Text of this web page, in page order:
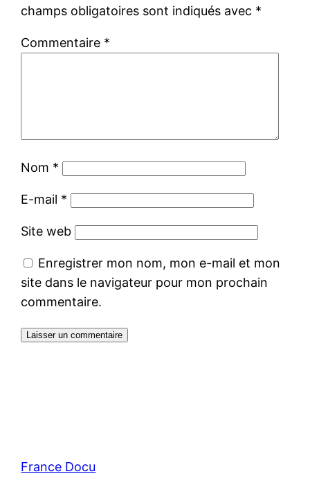
champs obligatoires sont indiqués avec *
Commentaire *
Nom *
E-mail *
Site web
Enregistrer mon nom, mon e-mail et mon
site dans le navigateur pour mon prochain
commentaire.
France Docu